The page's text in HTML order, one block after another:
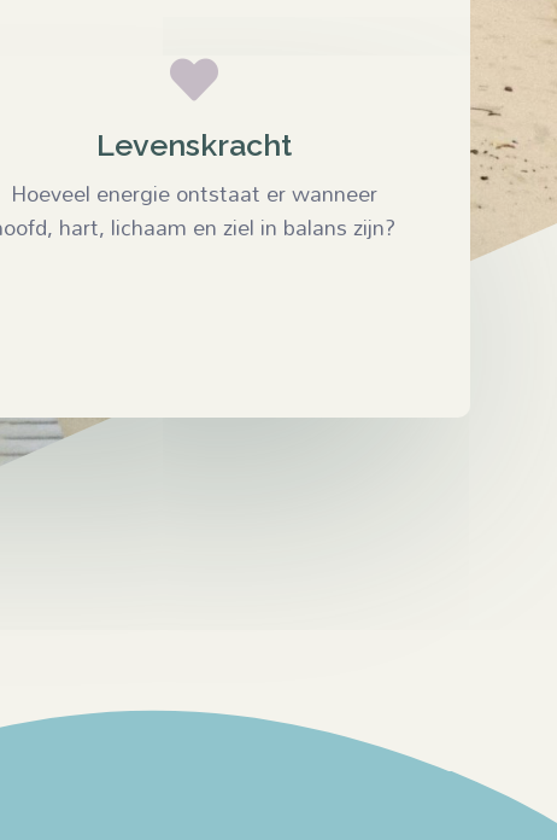

Levenskracht
Hoeveel energie ontstaat er wanneer
hart, lichaam en ziel in balans zijn?